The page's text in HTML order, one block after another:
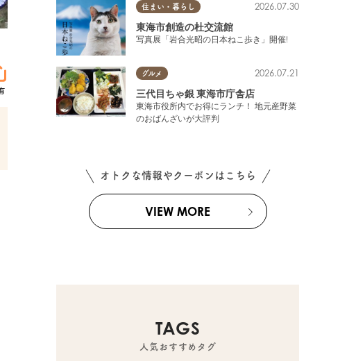
住まい・暮らし 2026.07.30
東海市創造の杜交流館
写真展「岩合光昭の日本ねこ歩き」開催!
グルメ 2026.07.21
三代目ちゃ銀 東海市庁舎店
東海市役所内でお得にランチ！ 地元産野菜
のおばんざいが大評判
オトクな情報やクーポンはこちら
VIEW MORE
TAGS
人気おすすめタグ